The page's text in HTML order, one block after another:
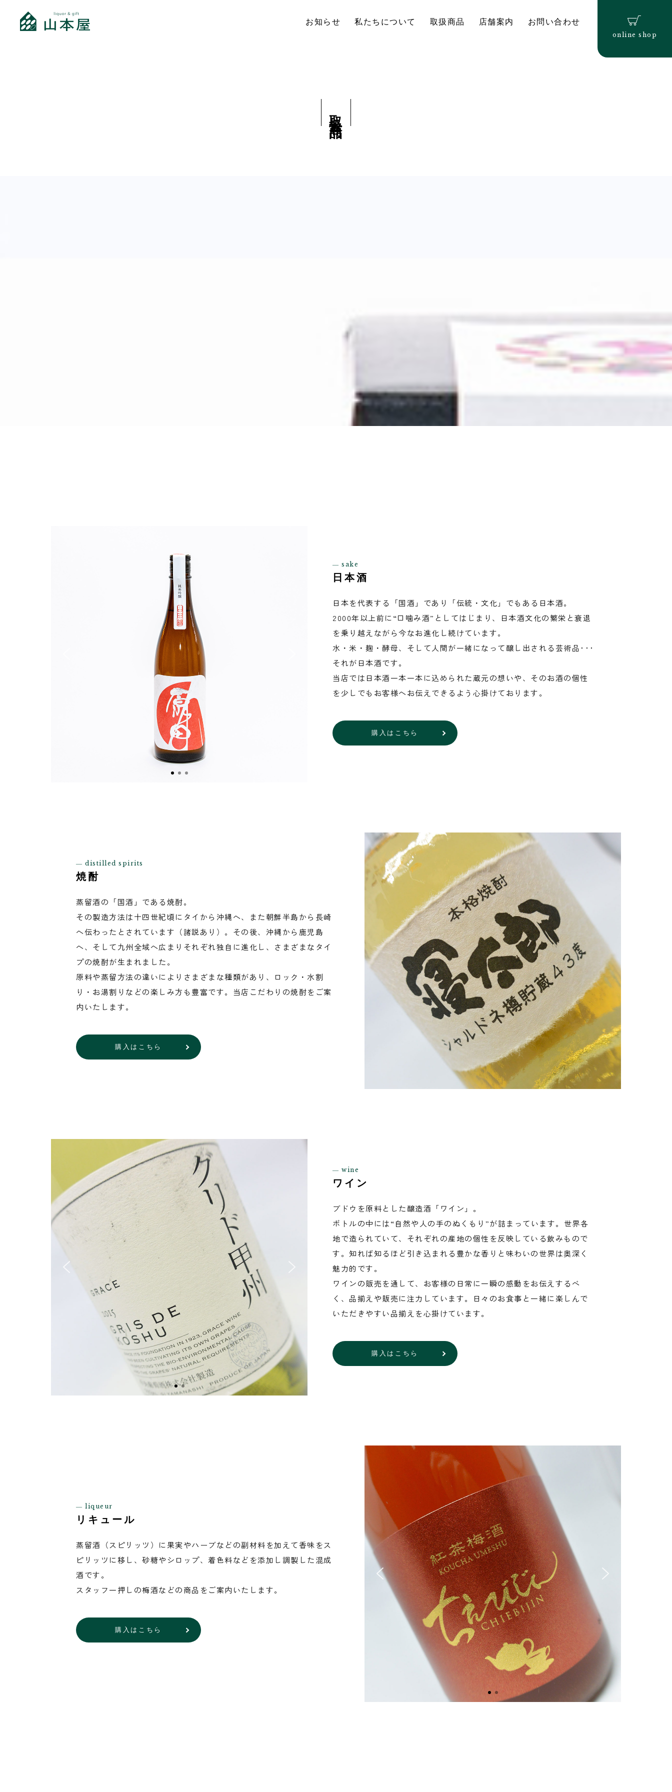
お知らせ 私たちについて 取扱商品 店舗案内 お問い合わせ
online shop
取扱商品
― sake
日本酒
日本を代表する「国酒」であり「伝統・文化」でもある日本酒。
2000年以上前に“口噛み酒”としてはじまり、日本酒文化の繁栄と衰退
を乗り越えながら今なお進化し続けています。
水・米・麹・酵母、そして人間が一緒になって醸し出される芸術品･･･
それが日本酒です。
当店では日本酒一本一本に込められた蔵元の想いや、そのお酒の個性
を少しでもお客様へお伝えできるよう心掛けております。
購入はこちら
― distilled spirits
焼酎
蒸留酒の「国酒」である焼酎。
その製造方法は十四世紀頃にタイから沖縄へ、また朝鮮半島から長崎
へ伝わったとされています（諸説あり）。その後、沖縄から鹿児島
へ、そして九州全域へ広まりそれぞれ独自に進化し、さまざまなタイ
プの焼酎が生まれました。
原料や蒸留方法の違いによりさまざまな種類があり、ロック・水割
り・お湯割りなどの楽しみ方も豊富です。当店こだわりの焼酎をご案
内いたします。
購入はこちら
― wine
ワイン
ブドウを原料とした醸造酒「ワイン」。
ボトルの中には“自然や人の手のぬくもり”が詰まっています。世界各
地で造られていて、それぞれの産地の個性を反映している飲みもので
す。知れば知るほど引き込まれる豊かな香りと味わいの世界は奥深く
魅力的です。
ワインの販売を通して、お客様の日常に一瞬の感動をお伝えするべ
く、品揃えや販売に注力しています。日々のお食事と一緒に楽しんで
いただきやすい品揃えを心掛けています。
購入はこちら
― liqueur
リキュール
蒸留酒（スピリッツ）に果実やハーブなどの副材料を加えて香味をス
ピリッツに移し、砂糖やシロップ、着色料などを添加し調製した混成
酒です。
スタッフ一押しの梅酒などの商品をご案内いたします。
購入はこちら